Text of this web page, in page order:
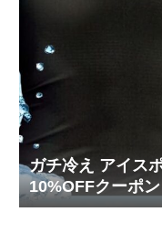
ガチ冷え アイス
10%OFFクーポン